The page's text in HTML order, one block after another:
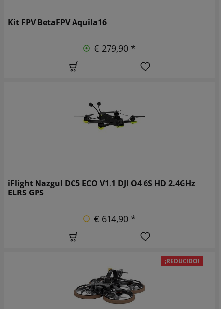
Kit FPV BetaFPV Aquila16
€ 279,90 *
iFlight Nazgul DC5 ECO V1.1 DJI O4 6S HD 2.4GHz
ELRS GPS
€ 614,90 *
¡REDUCIDO!